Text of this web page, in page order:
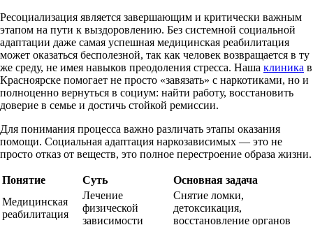
Ресоциализация является завершающим и критически важным
этапом на пути к выздоровлению. Без системной социальной
адаптации даже самая успешная медицинская реабилитация
может оказаться бесполезной, так как человек возвращается в ту
же среду, не имея навыков преодоления стресса. Наша клиника в
Красноярске помогает не просто «завязать» с наркотиками, но и
полноценно вернуться в социум: найти работу, восстановить
доверие в семье и достичь стойкой ремиссии.
Для понимания процесса важно различать этапы оказания
помощи. Социальная адаптация наркозависимых — это не
просто отказ от веществ, это полное перестроение образа жизни.
Понятие Суть
Основная задача
Медицинская
реабилитация
Лечение
физической
зависимости
Снятие ломки,
детоксикация,
восстановление органов